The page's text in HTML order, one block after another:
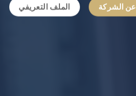
عن الشركة الملف التعريفي